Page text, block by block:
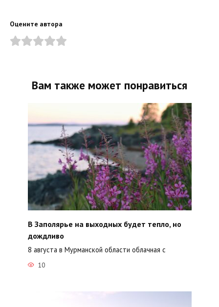
Оцените автора
Вам также может понравиться
В Заполярье на выходных будет тепло, но
дождливо
8 августа в Мурманской области облачная с
10